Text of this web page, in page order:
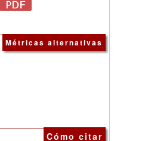
Métricas alternativas
Cómo citar